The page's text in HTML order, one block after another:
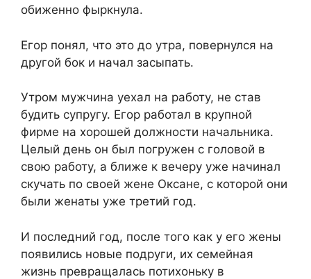
обиженно фыркнула.
Егор понял, что это до утра, повернулся на
другой бок и начал засыпать.
Утром мужчина уехал на работу, не став
будить супругу. Егор работал в крупной
фирме на хорошей должности начальника.
Целый день он был погружен с головой в
свою работу, а ближе к вечеру уже начинал
скучать по своей жене Оксане, с которой они
были женаты уже третий год.
И последний год, после того как у его жены
появились новые подруги, их семейная
жизнь превращалась потихоньку в